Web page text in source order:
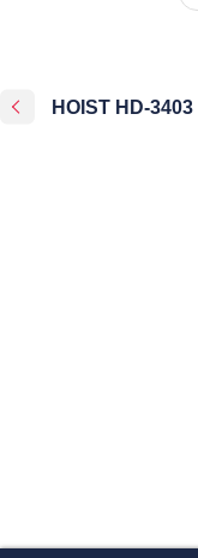
HOIST HD-3403